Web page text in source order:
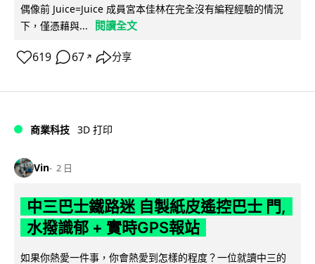
偶像前 Juice=Juice 成員宮本佳林在完全沒有編程經驗的情況
下，僅憑藉與...
閱讀全文
619 67 ↗ 分享
商業科技 3D 打印
Vin 2 日
中三巴士鐵路迷 自製紙皮遙控巴士 門,
水撥識郁 + 實時GPS報站
如果你熱愛一件事，你會熱愛到怎樣的程度？一位就讀中三的